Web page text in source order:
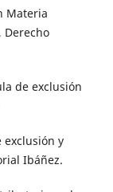
Materia
Derecho
de exclusión
exclusión y
Ibáñez.